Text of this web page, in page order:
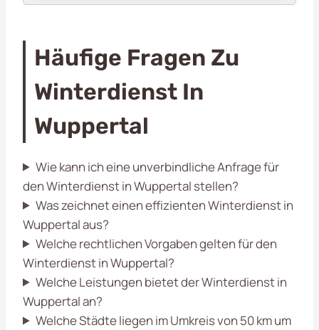
Häufige Fragen Zu
Winterdienst In
Wuppertal
Wie kann ich eine unverbindliche Anfrage für
den Winterdienst in Wuppertal stellen?
Was zeichnet einen effizienten Winterdienst in
Wuppertal aus?
Welche rechtlichen Vorgaben gelten für den
Winterdienst in Wuppertal?
Welche Leistungen bietet der Winterdienst in
Wuppertal an?
Welche Städte liegen im Umkreis von 50 km um